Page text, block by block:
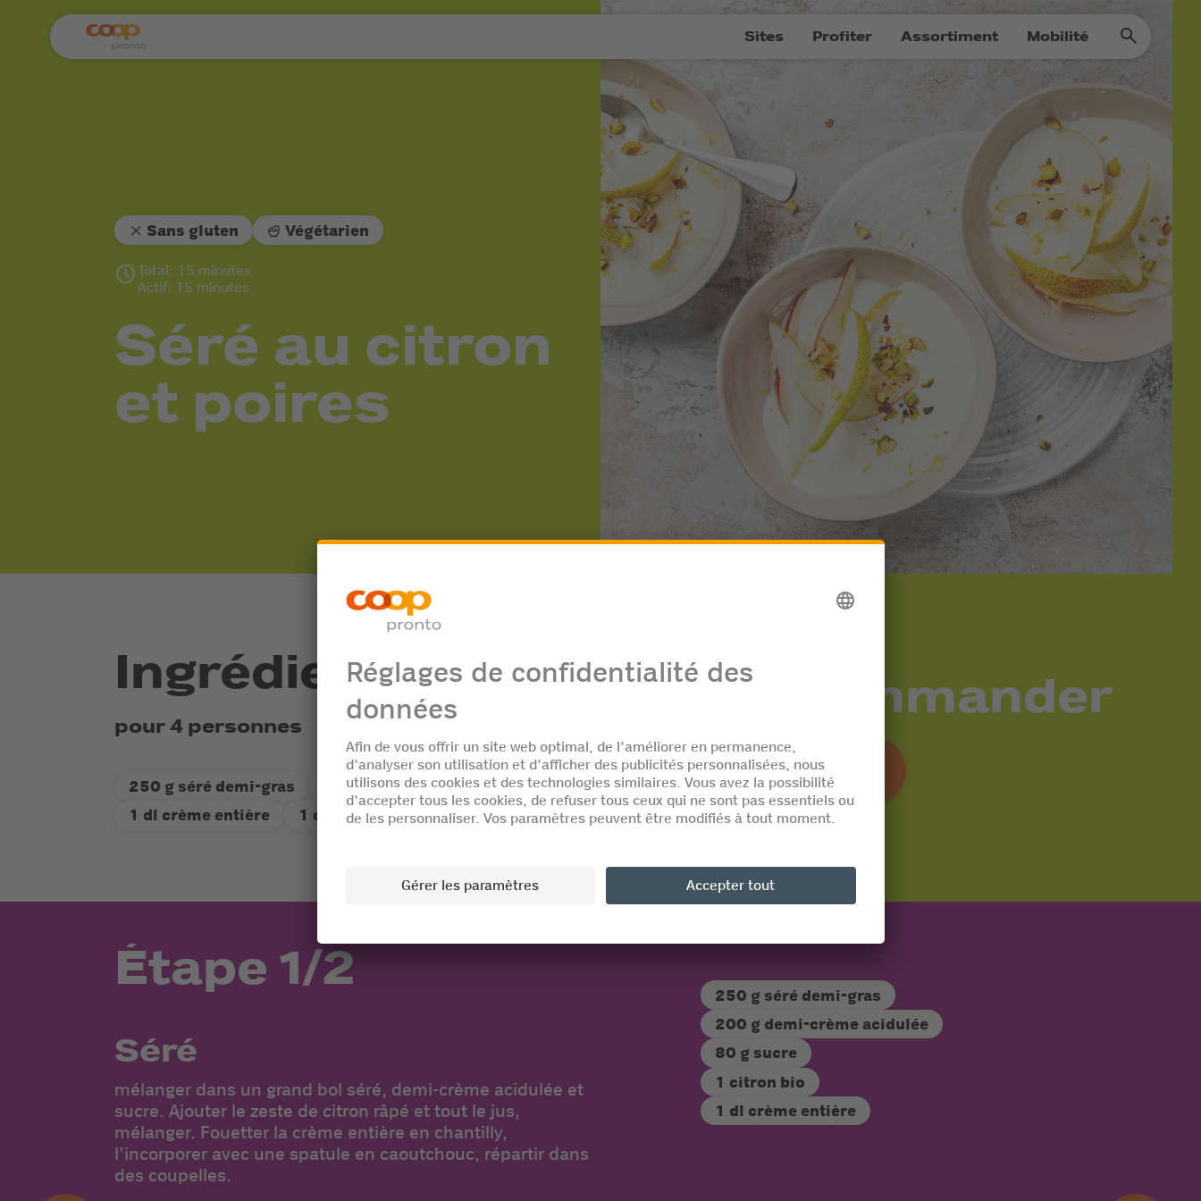
Sites Profiter Assortiment Mobilité
Sans gluten Végétarien
Total: 15 minutes
Actif: 15 minutes
Séré au citron
et poires
Ingrédients
pour 4 personnes
250 g séré demi-gras 200 g demi-crème acidulée
80 g sucre
1 dl crème entière
1 c. s. Williams 2 citrons bio 2 poires
Recommander
Partager
Étape 1/2
Séré
mélanger dans un grand bol séré, demi-crème acidulée et
sucre. Ajouter le zeste de citron râpé et tout le jus,
mélanger. Fouetter la crème entière en chantilly,
l’incorporer avec une spatule en caoutchouc, répartir dans
des coupelles.
250 g séré demi-gras
200 g demi-crème acidulée
80 g sucre
1 citron bio
1 dl crème entière